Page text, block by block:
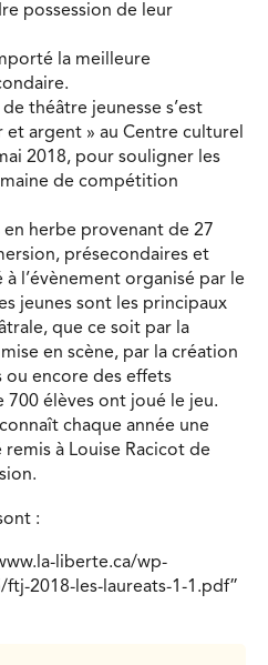
possession de leur
la meilleure
théâtre jeunesse s’est
argent » au Centre culturel
2018, pour souligner les
de compétition
herbe provenant de 27
présecondaires et
l’évènement organisé par le
jeunes sont les principaux
que ce soit par la
en scène, par la création
ou encore des effets
700 élèves ont joué le jeu.
chaque année une
à Louise Racicot de
:
liberte.ca/wp-
2018-les-laureats-1-1.pdf”